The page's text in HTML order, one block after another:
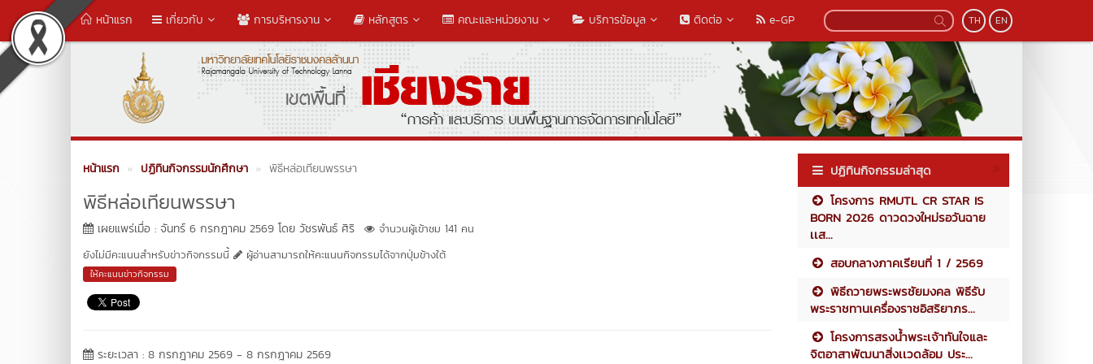
หน้าแรก เกี่ยวกับ การบริหารงาน หลักสูตร คณะและหน่วยงาน บริการข้อมูล ติดต่อ e-GP TH EN
หน้าแรก ปฏิทินกิจกรรมนักศึกษา พิธีหล่อเทียนพรรษา
พิธีหล่อเทียนพรรษา
เผยแพร่เมื่อ : จันทร์ 6 กรกฎาคม 2569 โดย วัชรพันธ์ ศิริ
จำนวนผู้เข้าชม 141 คน
ยังไม่มีคะแนนสำหรับข่าวกิจกรรมนี้
ผู้อ่านสามารถให้คะแนนกิจกรรมได้จากปุ่มข้างใต้
ให้คะแนนข่าวกิจกรรม
ระยะเวลา : 8 กรกฎาคม 2569 - 8 กรกฎาคม 2569
ปฏิทินกิจกรรมล่าสุด
โครงการ RMUTL CR STAR IS
BORN 2026 ดาวดวงใหม่รอวันฉาย
เเส...
สอบกลางภาคเรียนที่ 1 / 2569
พิธีถวายพระพรชัยมงคล พิธีรับ
พระราชทานเครื่องราชอิสริยาภร...
โครงการสรงน้ำพระเจ้าทันใจและ
จิตอาสาพัฒนาสิ่งเเวดล้อม ประ...